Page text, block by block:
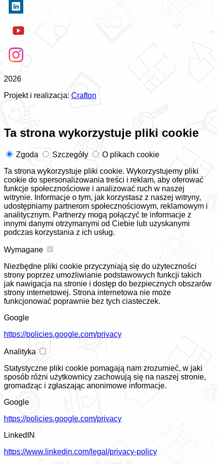
2026
Projekt i realizacja: Crafton
Ta strona wykorzystuje pliki cookie
Zgoda Szczegóły
O plikach cookie
Ta strona wykorzystuje pliki cookie. Wykorzystujemy pliki
cookie do spersonalizowania treści i reklam, aby oferować
funkcje społecznościowe i analizować ruch w naszej
witrynie. Informacje o tym, jak korzystasz z naszej witryny,
udostępniamy partnerom społecznościowym, reklamowym i
analitycznym. Partnerzy mogą połączyć te informacje z
innymi danymi otrzymanymi od Ciebie lub uzyskanymi
podczas korzystania z ich usług.
Wymagane
Niezbędne pliki cookie przyczyniają się do użyteczności
strony poprzez umożliwianie podstawowych funkcji takich
jak nawigacja na stronie i dostęp do bezpiecznych obszarów
strony internetowej. Strona internetowa nie może
funkcjonować poprawnie bez tych ciasteczek.
Google
https://policies.google.com/privacy
Analityka
Statystyczne pliki cookie pomagają nam zrozumieć, w jaki
sposób różni użytkownicy zachowują się na naszej stronie,
gromadząc i zgłaszając anonimowe informacje.
Google
https://policies.google.com/privacy
LinkedIN
https://www.linkedin.com/legal/privacy-policy